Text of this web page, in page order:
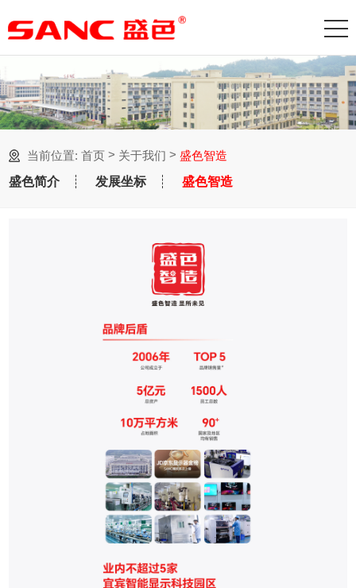
当前位置: 首页 > 关于我们 >盛色智造
盛色简介
发展坐标 盛色智造